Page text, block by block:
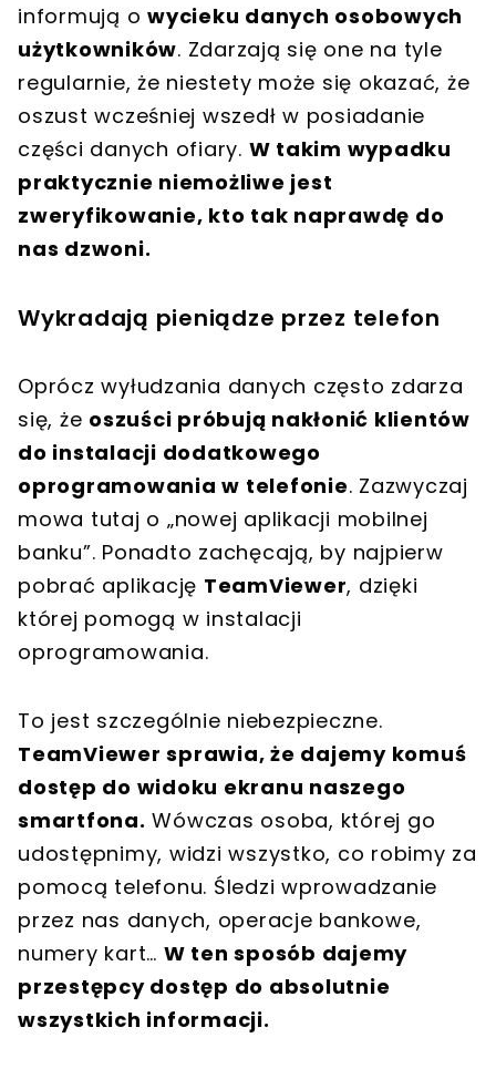
informują o wycieku danych osobowych
użytkowników. Zdarzają się one na tyle
regularnie, że niestety może się okazać, że
oszust wcześniej wszedł w posiadanie
części danych ofiary. W takim wypadku
praktycznie niemożliwe jest
zweryfikowanie, kto tak naprawdę do
nas dzwoni.
Wykradają pieniądze przez telefon
Oprócz wyłudzania danych często zdarza
się, że oszuści próbują nakłonić klientów
do instalacji dodatkowego
oprogramowania w telefonie. Zazwyczaj
mowa tutaj o „nowej aplikacji mobilnej
banku”. Ponadto zachęcają, by najpierw
pobrać aplikację TeamViewer, dzięki
której pomogą w instalacji
oprogramowania.
To jest szczególnie niebezpieczne.
TeamViewer sprawia, że dajemy komuś
dostęp do widoku ekranu naszego
smartfona. Wówczas osoba, której go
udostępnimy, widzi wszystko, co robimy za
pomocą telefonu. Śledzi wprowadzanie
przez nas danych, operacje bankowe,
numery kart… W ten sposób dajemy
przestępcy dostęp do absolutnie
wszystkich informacji.